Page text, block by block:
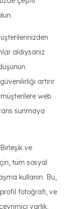
aldıysanız
artırır
web
sunmaya
Birleşik ve
tüm sosyal
kullanın. Bu,
profil fotoğrafı, ve
varlık,